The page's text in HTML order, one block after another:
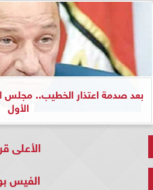
بعد صدمة اعتذار الخطيب.. مجلس
الأول
الأعلى
الفيس